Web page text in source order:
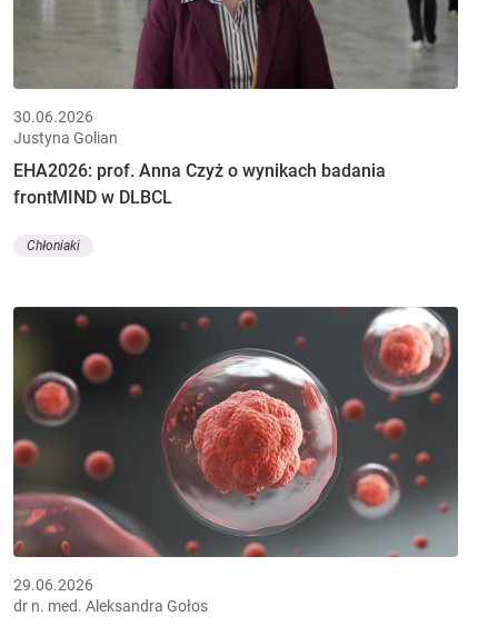
30.06.2026
Justyna Golian
EHA2026: prof. Anna Czyż o wynikach badania
frontMIND w DLBCL
Chłoniaki
29.06.2026
dr n. med. Aleksandra Gołos